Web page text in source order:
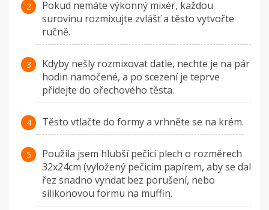
Pokud nemáte výkonný mixér, každou
surovinu rozmixujte zvlášť a těsto vytvořte
ručně.
Kdyby nešly rozmixovat datle, nechte je na pár
hodin namočené, a po scezení je teprve
přidejte do ořechového těsta.
Těsto vtlačte do formy a vrhněte se na krém.
Použila jsem hlubší pečicí plech o rozměrech
32x24cm (vyložený pečicím papírem, aby se dal
řez snadno vyndat bez porušení, nebo
silikonovou formu na muffin.